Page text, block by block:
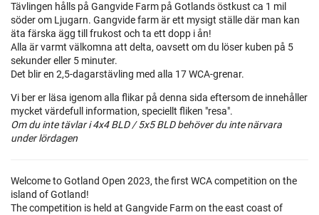
Tävlingen hålls på Gangvide Farm på Gotlands östkust ca 1 mil
söder om Ljugarn. Gangvide farm är ett mysigt ställe där man kan
äta färska ägg till frukost och ta ett dopp i ån!
Alla är varmt välkomna att delta, oavsett om du löser kuben på 5
sekunder eller 5 minuter.
Det blir en 2,5-dagarstävling med alla 17 WCA-grenar.
Vi ber er läsa igenom alla flikar på denna sida eftersom de innehåller
mycket värdefull information, speciellt fliken "resa".
Om du inte tävlar i 4x4 BLD / 5x5 BLD behöver du inte närvara
under lördagen
Welcome to Gotland Open 2023, the first WCA competition on the
island of Gotland!
The competition is held at Gangvide Farm on the east coast of